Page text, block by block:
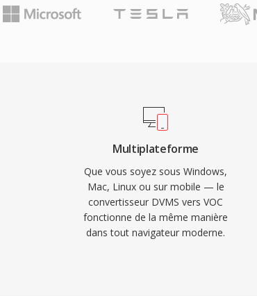
60 Ko), une clarté
de marquage,
précis sûr la lecture
cycles CPU étaient
les jeux DOS
la montee en
mais il reste
et pour quiconque
Multiplateforme
Que vous soyez sous Windows,
Mac, Linux ou sur mobile — le
convertisseur DVMS vers VOC
fonctionne de la même manière
dans tout navigateur moderne.